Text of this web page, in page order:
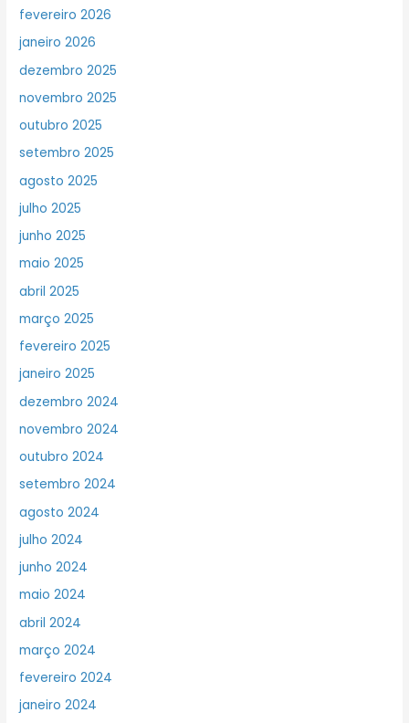
fevereiro 2026
janeiro 2026
dezembro 2025
novembro 2025
outubro 2025
setembro 2025
agosto 2025
julho 2025
junho 2025
maio 2025
abril 2025
março 2025
fevereiro 2025
janeiro 2025
dezembro 2024
novembro 2024
outubro 2024
setembro 2024
agosto 2024
julho 2024
junho 2024
maio 2024
abril 2024
março 2024
fevereiro 2024
janeiro 2024